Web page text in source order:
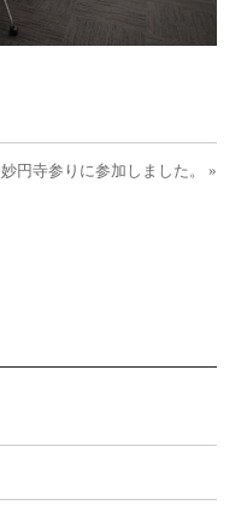
妙円寺参りに参加しました。 »